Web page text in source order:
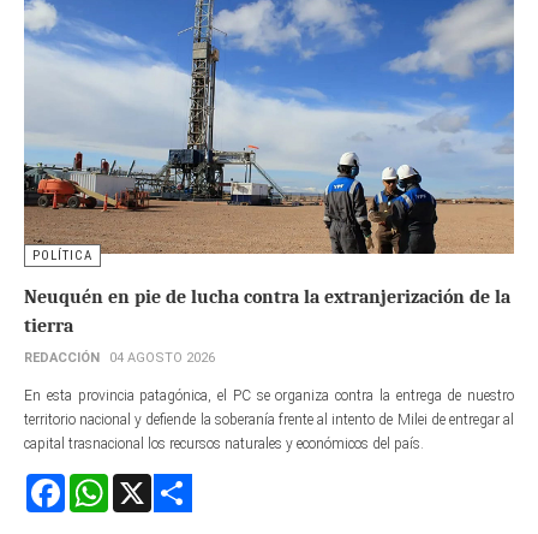
POLÍTICA
Neuquén en pie de lucha contra la extranjerización de la
tierra
REDACCIÓN 04 AGOSTO 2026
En esta provincia patagónica, el PC se organiza contra la entrega de nuestro
territorio nacional y defiende la soberanía frente al intento de Milei de entregar al
capital trasnacional los recursos naturales y económicos del país.
FacebookWhatsApp